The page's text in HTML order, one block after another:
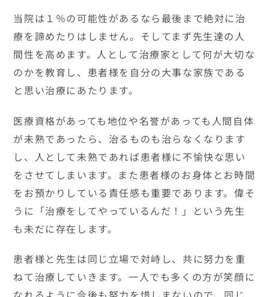
当院は１％の可能性があるなら最後まで絶対に治
療を諦めたりはしません。そしてまず先生達の人
間性を高めます。人として治療家として何が大切な
のかを教育し、患者様を自分の大事な家族である
と思い治療にあたります。
医療資格があっても地位や名誉があっても人間自体
が未熟であったら、治るものも治らなくなります
し、人として未熟であれば患者様に不愉快な思い
をさせてしまいます。また患者様のお身体とお時間
をお預かりしている責任感も重要であります。偉そ
うに「治療をしてやっているんだ！」という先生
も未だに存在します。
患者様と先生は同じ立場で対峙し、共に努力を重
ねて治療していきます。一人でも多くの方が笑顔に